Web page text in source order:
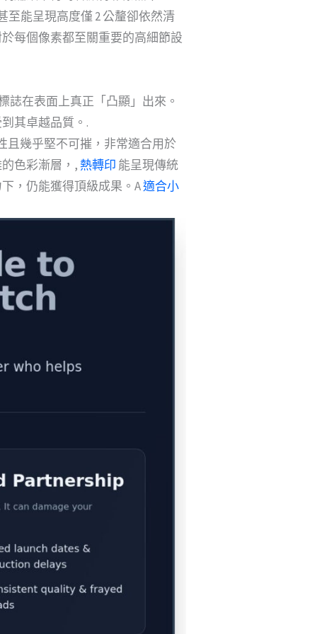
能呈現高度僅 2 公釐卻依然清
每個像素都至關重要的高細節設
誌在表面上真正「凸顯」出來。
其卓越品質。.
且幾乎堅不可摧，非常適合用於
色彩漸層，, 熱轉印 能呈現傳統
，仍能獲得頂級成果。A適合小